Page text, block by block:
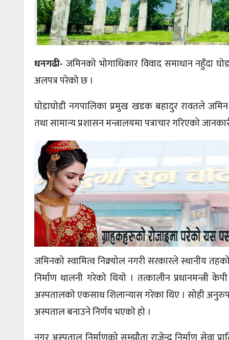
धनगढी- जमिनको भोगाधिकार विवाद समाधान नहुँदा
अलपत्र परेको छ ।
घोडाघोडी नगपालिका प्रमुख खडक बहादुर रावतले
तथा सामान्य प्रशासन मन्त्रालयमा पत्राचार गरिएको
जमिनको स्वामित्व निक्र्योल नगरी सरकारले स्थानीय
निर्माण थालनी गरेको थियो । तत्कालीन
अस्पतालको एकसाथ शिलान्यास गरेका थिए । सोही अनुरुप
अस्पताल बनाउने निर्णय भएको हो ।